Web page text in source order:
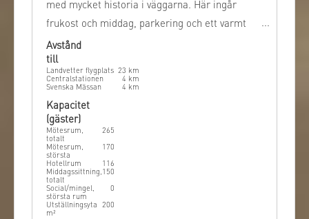
med mycket historia i väggarna. Här ingår
frukost och middag, parkering och ett varmt
välkomnande för alla övernattande gäster.
Avstånd
till
Landvetter flygplats 23 km
Centralstationen
4 km
Svenska Mässan
4 km
Kapacitet
(gäster)
Mötesrum,
totalt
265
Mötesrum,
största
170
Hotellrum
116
Middagssittning,
totalt
150
Social/mingel,
största rum
0
Utställningsyta
m²
200